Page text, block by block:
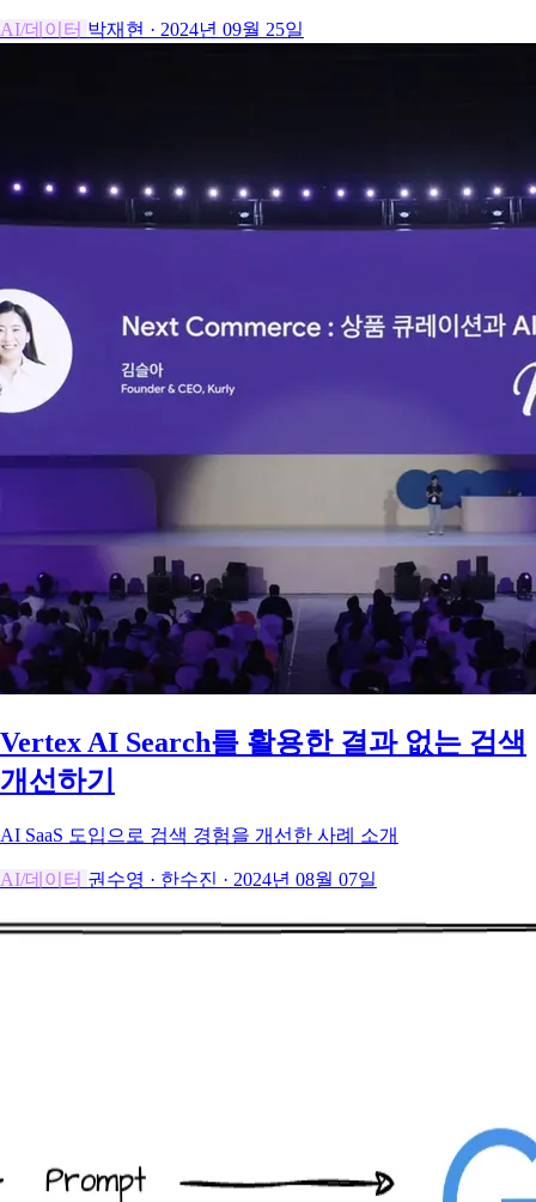
AI/데이터 박재현 · 2024년 09월 25일
Vertex AI Search를 활용한 결과 없는 검색
개선하기
AI SaaS 도입으로 검색 경험을 개선한 사례 소개
AI/데이터 권수영 · 한수진 · 2024년 08월 07일